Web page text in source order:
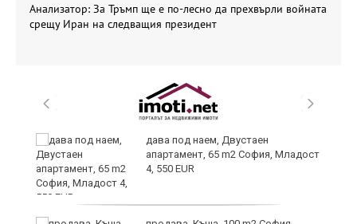
Анализатор: За Тръмп ще е по-лесно да прехвърли войната
срещу Иран на следващия президент
дава под наем, Двустаен
апартамент, 65 m2 София, Младост
4, 550 EUR